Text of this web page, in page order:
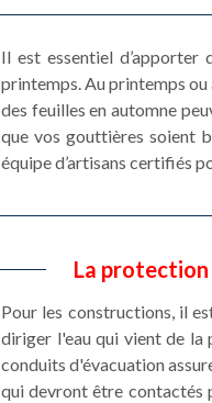
Il est essentiel
printemps. Au printemps ou
des feuilles en automne
que vos gouttières soient
équipe d’artisans certifiés
La protection
Pour les constructions, il
diriger l'eau qui vient de la
conduits d'évacuation
qui devront être contactés